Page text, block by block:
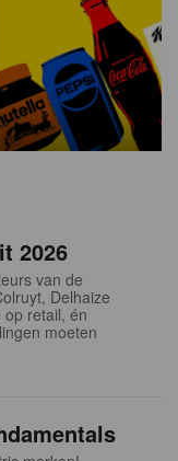
2026
van de
Delhaize
retail, én
moeten